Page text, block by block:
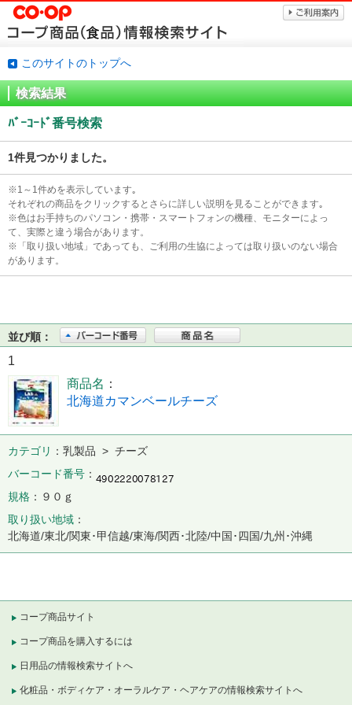
このサイトのトップへ
検索結果
ﾊﾞｰｺｰﾄﾞ番号検索
1件見つかりました。
※1～1件めを表示しています｡
それぞれの商品をクリックするとさらに詳しい説明を見ることができます｡
※色はお手持ちのパソコン・携帯・スマートフォンの機種、モニターによっ
て、実際と違う場合があります。
※「取り扱い地域」であっても、ご利用の生協によっては取り扱いのない場合
があります。
並び順：
1
商品名
北海道カマンベールチーズ
カテゴリ
乳製品 > チーズ
バーコード番号
規格
９０ｇ
取り扱い地域
北海道/東北/関東･甲信越/東海/関西･北陸/中国･四国/九州･沖縄
コープ商品サイト
コープ商品を購入するには
日用品の情報検索サイトへ
化粧品・ボディケア・オーラルケア・ヘアケアの情報検索サイトへ